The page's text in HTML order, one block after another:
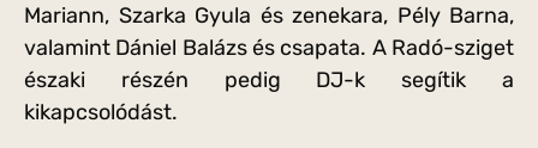
Mariann, Szarka Gyula és zenekara, Pély Barna,
valamint Dániel Balázs és csapata. A Radó-sziget
északi részén pedig DJ-k segítik a
kikapcsolódást.